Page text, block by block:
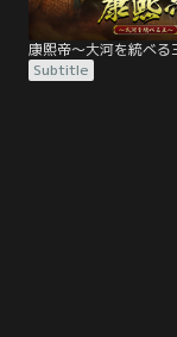
康熙帝～大河を統べる
Subtitle